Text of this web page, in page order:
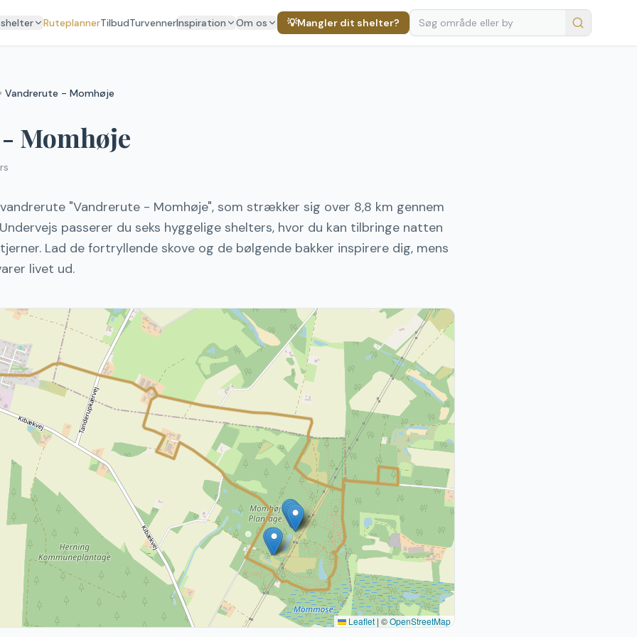
RuteplannerTilbudTurvennerInspiration Om os 💡Mangler dit shelter?
Vandrerute - Momhøje
Momhøje
"Vandrerute - Momhøje", som strækker sig over 8,8 km gennem
passerer du seks hyggelige shelters, hvor du kan tilbringe natten
Lad de fortryllende skove og de bølgende bakker inspirere dig, mens
livet ud.
Leaflet | ©OpenStreetMap